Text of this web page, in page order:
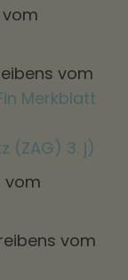
vom
vom
Merkblatt
(ZAG) 3. j)
vom
vom